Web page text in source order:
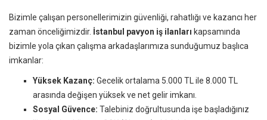
Bizimle çalışan personellerimizin güvenliği, rahatlığı ve kazancı her
zaman önceliğimizdir. İstanbul pavyon iş ilanları kapsamında
bizimle yola çıkan çalışma arkadaşlarımıza sunduğumuz başlıca
imkanlar:
Yüksek Kazanç: Gecelik ortalama 5.000 TL ile 8.000 TL
arasında değişen yüksek ve net gelir imkanı.
Sosyal Güvence: Talebiniz doğrultusunda işe başladığınız